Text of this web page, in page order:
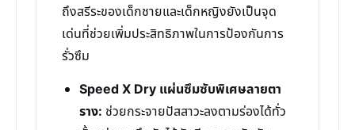
ถึงสรีระของเด็กชายและเด็กหญิงยังเป็นจุด
เด่นที่ช่วยเพิ่มประสิทธิภาพในการป้องกันการ
รั่วซึม
Speed X Dry แผ่นซึมซับพิเศษลายตา
ราง: ช่วยกระจายปัสสาวะลงตามร่องได้ทั่ว